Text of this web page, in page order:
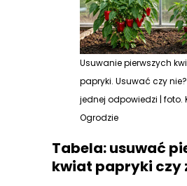
Usuwanie pierwszych
papryki. Usuwać czy
jednej odpowiedzi | foto.
Ogrodzie
Tabela: usuwać
kwiat papryki czy